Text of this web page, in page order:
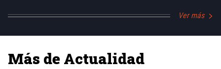
Ver más
Más de Actualidad